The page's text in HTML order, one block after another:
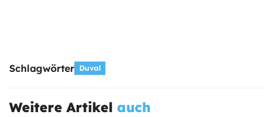
Schlagwörter Duval
Weitere Artikel auch